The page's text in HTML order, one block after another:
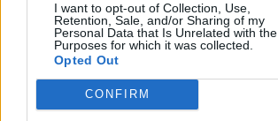
I want to opt-out of Collection, Use,
Retention, Sale, and/or Sharing of my
Personal Data that Is Unrelated with the
Purposes for which it was collected.
Opted Out
CONFIRM